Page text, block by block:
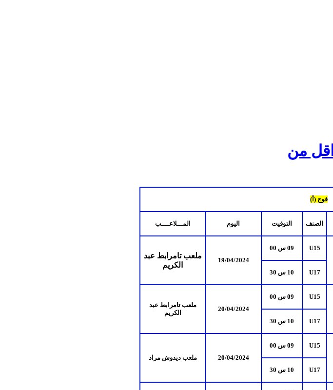
فوج (أ)
الصنف التوقيت اليوم المـــلاعــــب
U15
09 س 00
19/04/2024
ملعب تامرابط عبد
الكريم
U17 10 س 30
U15
09 س 00
20/04/2024
ملعب تامرابط عبد
الكريم
U17
10 س 30
U15
09 س 00
20/04/2024
ملعب ديدوش مراد
U17
10 س 30